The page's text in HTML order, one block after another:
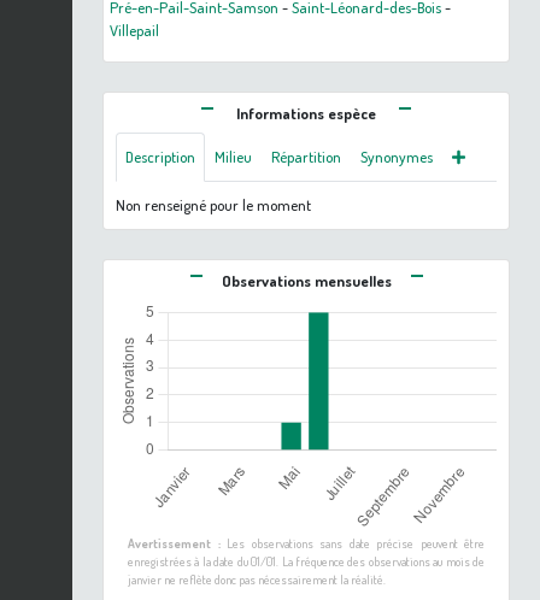
Pré-en-Pail-Saint-Samson -Saint-Léonard-des-Bois-
Villepail
Informations espèce
Description Milieu Répartition Synonymes
Non renseigné pour le moment
Observations mensuelles
Avertissement :Les observations sans date précise peuvent être
enregistrées à la date du 01/01. La fréquence des observations au mois de
janvier ne reflète donc pas nécessairement la réalité.